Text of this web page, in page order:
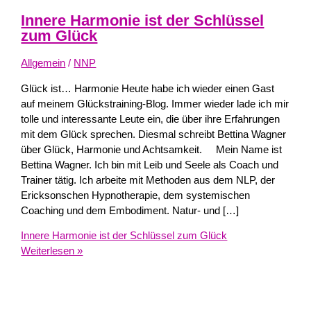
Innere Harmonie ist der Schlüssel
zum Glück
Allgemein / NNP
Glück ist… Harmonie Heute habe ich wieder einen Gast
auf meinem Glückstraining-Blog. Immer wieder lade ich mir
tolle und interessante Leute ein, die über ihre Erfahrungen
mit dem Glück sprechen. Diesmal schreibt Bettina Wagner
über Glück, Harmonie und Achtsamkeit. Mein Name ist
Bettina Wagner. Ich bin mit Leib und Seele als Coach und
Trainer tätig. Ich arbeite mit Methoden aus dem NLP, der
Ericksonschen Hypnotherapie, dem systemischen
Coaching und dem Embodiment. Natur- und […]
Innere Harmonie ist der Schlüssel zum Glück
Weiterlesen »